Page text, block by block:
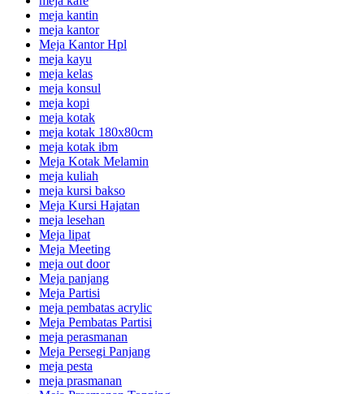
meja kantin
meja kantor
Meja Kantor Hpl
meja kayu
meja kelas
meja konsul
meja kopi
meja kotak
meja kotak 180x80cm
meja kotak ibm
Meja Kotak Melamin
meja kuliah
meja kursi bakso
Meja Kursi Hajatan
meja lesehan
Meja lipat
Meja Meeting
meja out door
Meja panjang
Meja Partisi
meja pembatas acrylic
Meja Pembatas Partisi
meja perasmanan
Meja Persegi Panjang
meja pesta
meja prasmanan